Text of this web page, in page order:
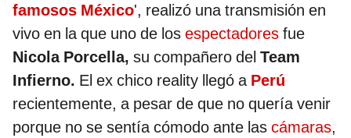
famosos México', realizó una transmisión en
vivo en la que uno de los espectadores fue
Nicola Porcella, su compañero del Team
Infierno. El ex chico reality llegó a Perú
recientemente, a pesar de que no quería venir
porque no se sentía cómodo ante las cámaras,